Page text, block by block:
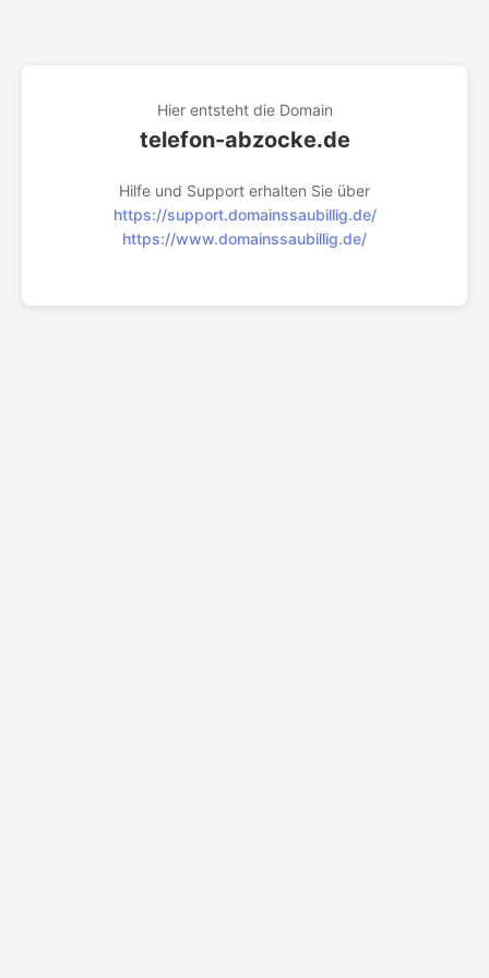
Hier entsteht die Domain
telefon-abzocke.de
Hilfe und Support erhalten Sie über
https://support.domainssaubillig.de/
https://www.domainssaubillig.de/